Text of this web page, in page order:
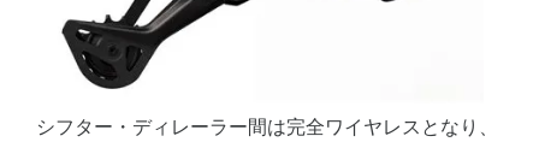
シフター・ディレーラー間は完全ワイヤレスとなり、